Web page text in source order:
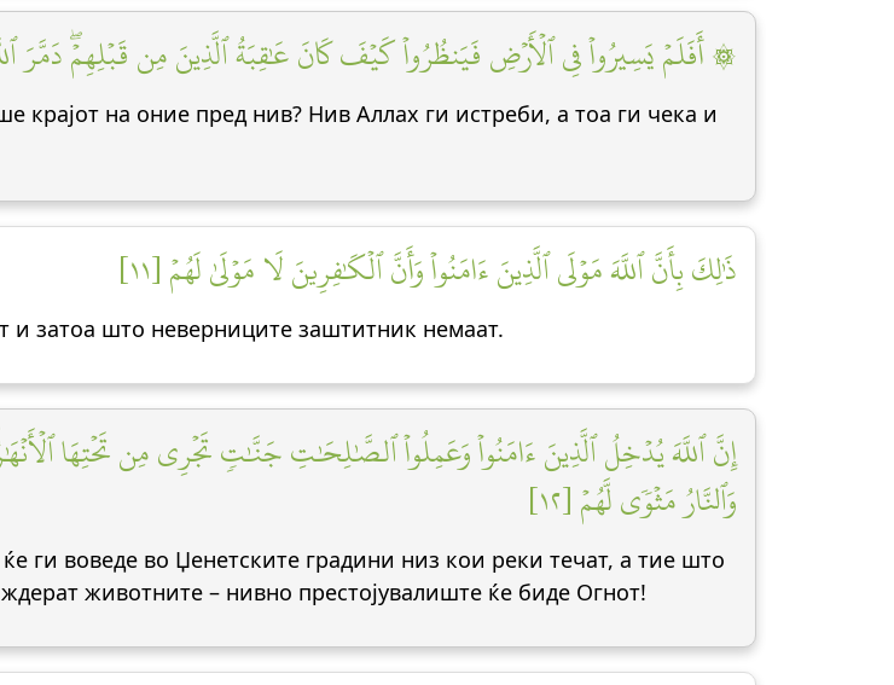
۞ أَفَلَمۡ يَسِيرُواْ فِي ٱلۡأَرۡضِ فَيَنظُرُواْ كَيۡفَ كَانَ عَٰقِبَةُ ٱلَّذِينَ مِن قَبۡلِهِمۡۖ دَمَّرَ
крајот на оние пред нив? Нив Аллах ги истреби, а тоа ги чека и
ذَٰلِكَ بِأَنَّ ٱللَّهَ مَوۡلَى ٱلَّذِينَ ءَامَنُواْ وَأَنَّ ٱلۡكَٰفِرِينَ لَا مَوۡلَىٰ لَهُمۡ [١١]
и затоа што неверниците заштитник немаат.
إِنَّ ٱللَّهَ يُدۡخِلُ ٱلَّذِينَ ءَامَنُواْ وَعَمِلُواْ ٱلصَّٰلِحَٰتِ جَنَّٰتٖ تَجۡرِي مِن تَحۡتِهَا
وَٱلنَّارُ مَثۡوٗى لَّهُمۡ [١٢]
ги воведе во Џенетските градини низ кои реки течат, а тие што
животните – нивно престојувалиште ќе биде Огнот!